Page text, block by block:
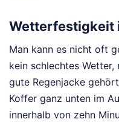
Wetterfestigkeit
Man kann es nicht oft
kein schlechtes Wetter,
gute Regenjacke
Koffer ganz unten im
innerhalb von zehn